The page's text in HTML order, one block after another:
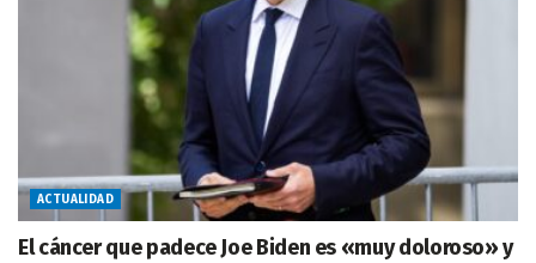
ACTUALIDAD
El cáncer que padece Joe Biden es «muy doloroso» y